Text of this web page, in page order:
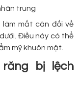
trung
mất cân đối về
Điều này có thể
mỹ khuôn mặt.
răng bị lệch